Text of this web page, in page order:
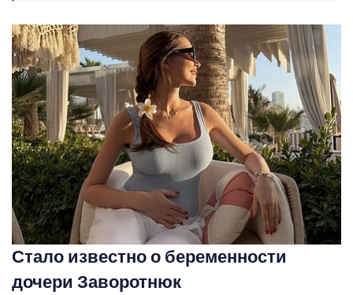
Стало известно о беременности
дочери Заворотнюк